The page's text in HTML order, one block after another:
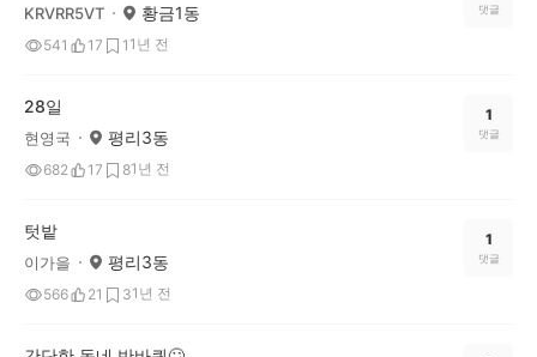
KRVRR5VT 황금1동
541 17 1 1년 전
댓글
28일
현영국 평리3동
682 17 81년 전
1
댓글
텃밭
이가을 평리3동
566 21 31년 전
1
댓글